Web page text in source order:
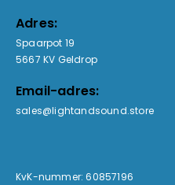
Adres:
Spaarpot 19
5667 KV Geldrop
Email-adres:
sales@lightandsound.store
KvK-nummer: 60857196